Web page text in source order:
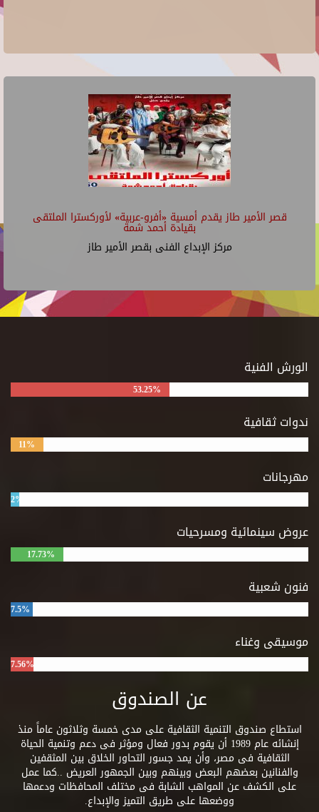
قصر الأمير طاز يقدم أمسية «أفرو-عربية» لأوركسترا الملتقى
بقيادة أحمد شمة
مركز الإبداع الفنى بقصر الأمير طاز
الورش الفنية
53.25%
ندوات ثقافية
11%
مهرجانات
2%
عروض سينمائية ومسرحيات
17.73%
فنون شعبية
7.5%
موسيقى وغناء
7.56%
عن الصندوق
استطاع صندوق التنمية الثقافية على مدى خمسة وثلاثون عاماً منذ
إنشائه عام 1989 أن يقوم بدور فعال ومؤثر فى دعم وتنمية الحياة
الثقافية فى مصر، وأن يمد جسور التحاور الخلاق بين المثقفين
والفنانين بعضهم البعض وبينهم وبين الجمهور العريض ..كما عمل
على الكشف عن المواهب الشابة فى مختلف المحافظات ودعمها
ووضعها على طريق التميز والإبداع.